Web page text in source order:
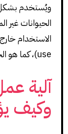
ويُستخدم
الحيوانات غير
use)، كما هو الحال مع عدد كبير من الأدوية البشرية.
آلية
وكيف